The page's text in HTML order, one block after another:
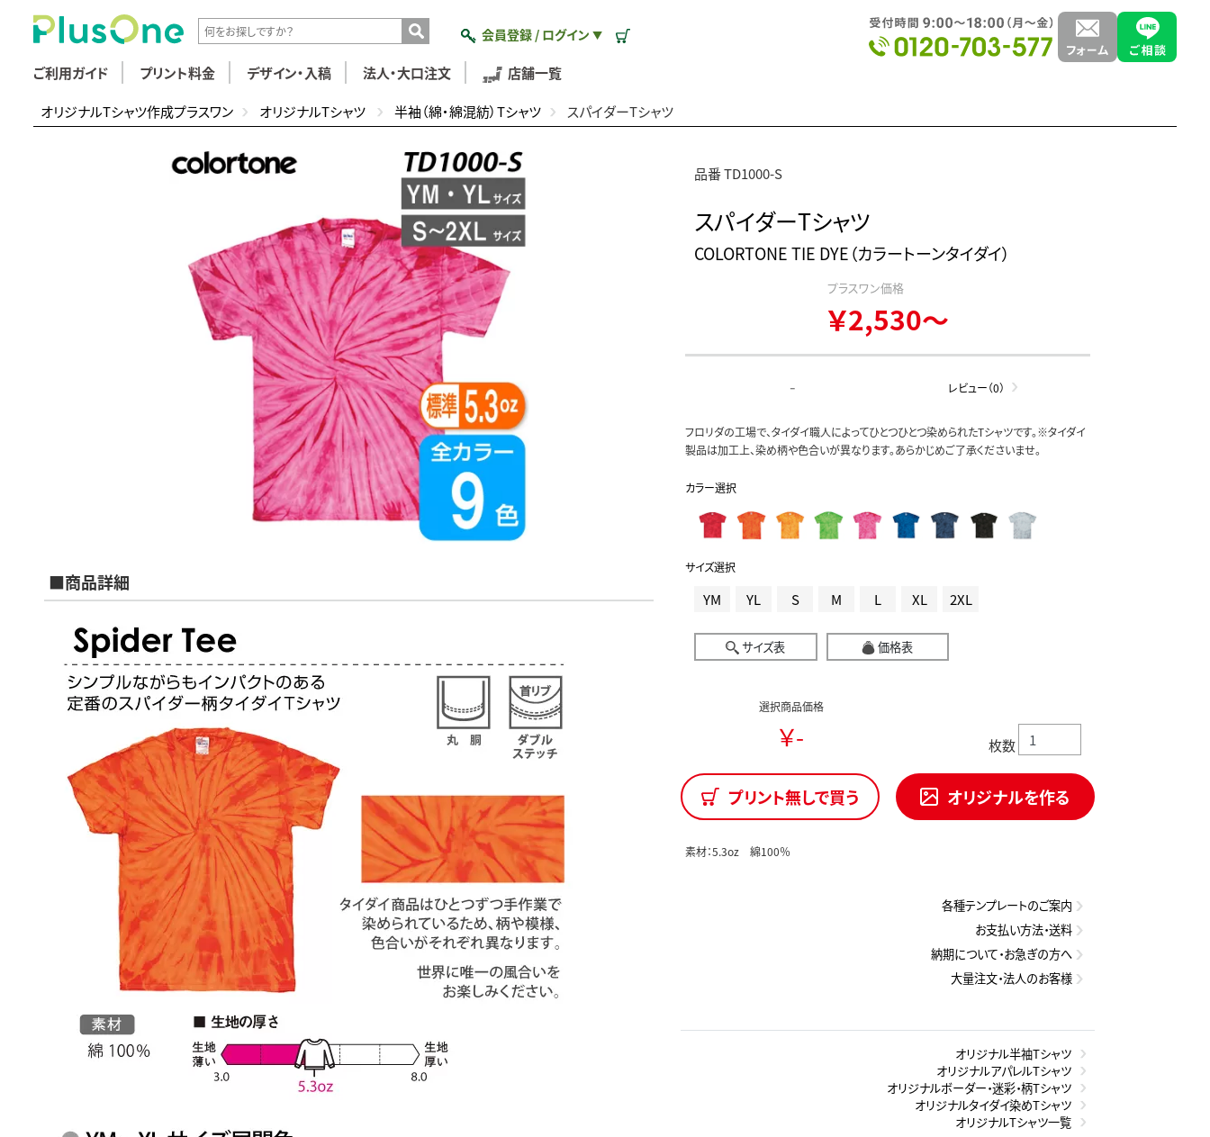
会員登録 / ログイン ▼
ご利用ガイド プリント料金 デザイン・入稿 法人・大口注文 店舗一覧
オリジナルTシャツ作成プラスワン オリジナルTシャツ 半袖（綿・綿混紡）Tシャツ スパイダーTシャツ
■商品詳細
品番 TD1000-S
スパイダーTシャツ
COLORTONE TIE DYE（カラートーンタイダイ）
プラスワン価格
￥2,530～
- レビュー（0）
フロリダの工場で、タイダイ職人によってひとつひとつ染められたTシャツです。※タイダイ
製品は加工上、染め柄や色合いが異なります。あらかじめご了承くださいませ。
カラー選択
サイズ選択
YM YL S M L XL 2XL
サイズ表 価格表
選択商品価格
￥- 枚数
プリント無しで買う オリジナルを作る
素材：5.3oz 綿100％
各種テンプレートのご案内
お支払い方法・送料
納期について・お急ぎの方へ
大量注文・法人のお客様
オリジナル半袖Tシャツ
オリジナルアパレルTシャツ
オリジナルボーダー・迷彩・柄Tシャツ
オリジナルタイダイ染めTシャツ
オリジナルTシャツ一覧